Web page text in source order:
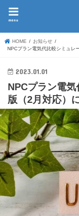
menu
HOME
お知らせ
NPCプラン電気代比較シミュレ
2023.01.01
NPCプラン電
版（2月対応）